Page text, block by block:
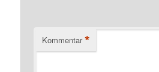
Kommentar *